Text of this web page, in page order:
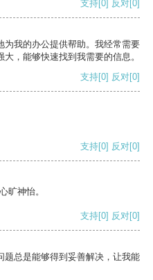
支持[0] 反对[0]
为我的办公提供帮助。我经常需要
，能够快速找到我需要的信息。
支持[0] 反对[0]
支持[0] 反对[0]
旷神怡。
支持[0] 反对[0]
题总是能够得到妥善解决，让我能